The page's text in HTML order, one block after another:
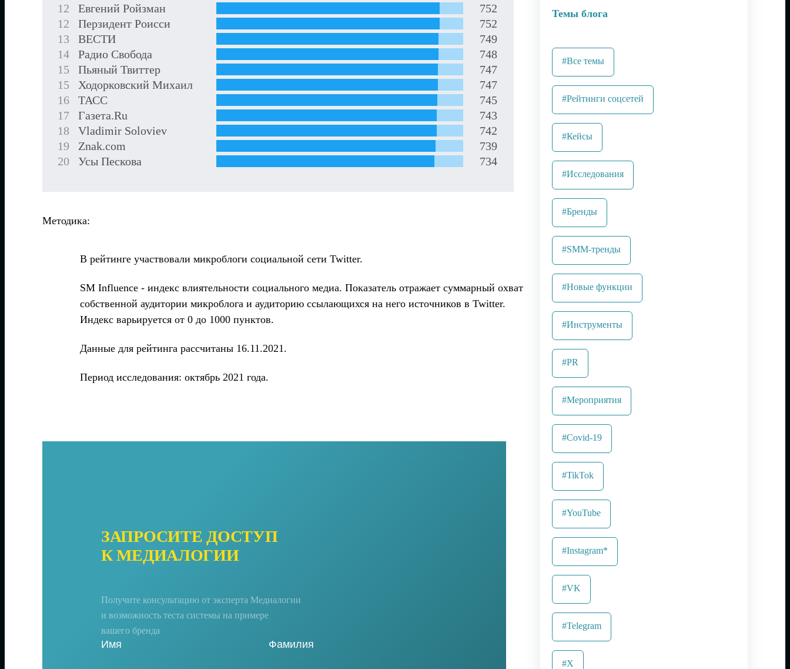
12
Евгений Ройзман
752
12
Пeрзидент Роисси
752
13
ВЕСТИ
749
14
Радио Свобода
748
15
Пьяный Твиттер
747
15
Ходорковский Михаил
747
16
ТАСС
745
17
Газета.Ru
743
18
Vladimir Soloviev
742
19
Znak.com
739
20
Усы Пескова 734
Методика:
В рейтинге участвовали микроблоги социальной сети Twitter.
SM Influence - индекс влиятельности социального медиа. Показатель отражает суммарный охват
собственной аудитории микроблога и аудиторию ссылающихся на него источников в Twitter.
Индекс варьируется от 0 до 1000 пунктов.
Данные для рейтинга рассчитаны 16.11.2021.
Период исследования: октябрь 2021 года.
ЗАПРОСИТЕ ДОСТУП
К МЕДИАЛОГИИ
Получите консультацию от эксперта Медиалогии
и возможность теста системы на примере
вашего бренда
Темы блога
#Все темы
#Рейтинги соцсетей
#Кейсы
#Исследования
#Бренды
#SMM-тренды
#Новые функции
#Инструменты
#PR
#Мероприятия
#Covid-19
#TikTok
#YouTube
#Instagram*
#VK
#Telegram
#X